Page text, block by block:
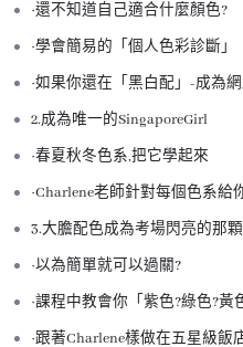
·還不知道自己適合什麼顏色?
·學會簡易的「個人色彩診斷」
·如果你還在「黑白配」-成為
2.成為唯一的SingaporeGirl
·春夏秋冬色系,把它學起來
·Charlene老師針對每個色系給
3.大膽配色成為考場閃亮的那
·以為簡單就可以過關?
·課程中教會你「紫色?綠色?
·跟著Charlene樣做在五星級飯